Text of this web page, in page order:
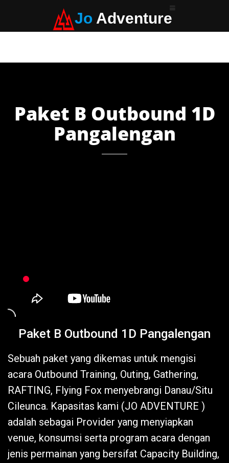
JoAdventure
Paket B Outbound 1D
Pangalengan
Paket B Outbound 1D Pangalengan
Sebuah paket yang dikemas untuk mengisi
acara Outbound Training, Outing, Gathering,
RAFTING, Flying Fox menyebrangi Danau/Situ
Cileunca. Kapasitas kami (JO ADVENTURE )
adalah sebagai Provider yang menyiapkan
venue, konsumsi serta program acara dengan
jenis permainan yang bersifat Capacity Building,